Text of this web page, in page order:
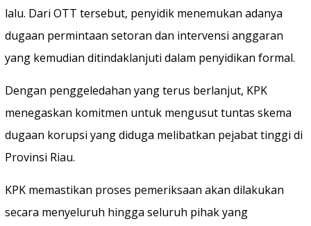
lalu. Dari OTT tersebut, penyidik menemukan adanya
dugaan permintaan setoran dan intervensi anggaran
yang kemudian ditindaklanjuti dalam penyidikan formal.
Dengan penggeledahan yang terus berlanjut, KPK
menegaskan komitmen untuk mengusut tuntas skema
dugaan korupsi yang diduga melibatkan pejabat tinggi di
Provinsi Riau.
KPK memastikan proses pemeriksaan akan dilakukan
secara menyeluruh hingga seluruh pihak yang